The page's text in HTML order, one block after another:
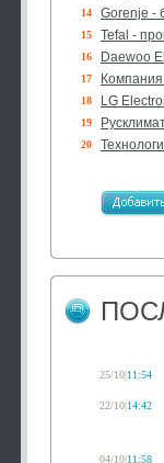
14 Gorenje -
15 Tefal -
16 Daewoo
17
18 LG
19
20
25/10|11:54
22/10|14:42
04/10|11:58